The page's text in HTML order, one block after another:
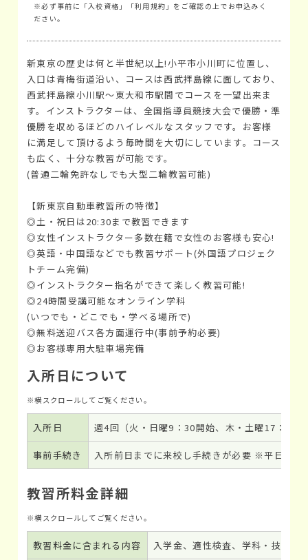
※必ず事前に「入校資格」「利用規約」をご確認の上でお申込みく
ださい。
新東京の歴史は何と半世紀以上!小平市小川町に位置し、
入口は青梅街道沿い、コースは西武拝島線に面しており、
西武拝島線小川駅～東大和市駅間でコースを一望出来ま
す。インストラクターは、全国指導員競技大会で優勝・準
優勝を収めるほどのハイレベルなスタッフです。お客様
に満足して頂けるよう毎時間を大切にしています。コース
も広く、十分な教習が可能です。
(普通二輪免許なしでも大型二輪教習可能)
【新東京自動車教習所の特徴】
◎土・祝日は20:30まで教習できます
◎女性インストラクター多数在籍で女性のお客様も安心!
◎英語・中国語などでも教習サポート(外国語プロジェク
トチーム完備)
◎インストラクター指名ができて楽しく教習可能!
◎24時間受講可能なオンライン学科
(いつでも・どこでも・学べる場所で)
◎無料送迎バス各方面運行中(事前予約必要)
◎お客様専用大駐車場完備
入所日について
入所日 週4回（火・日曜9：30開始、木・土曜17：30
事前手続き 入所前日までに来校し手続きが必要 ※平日・
教習所料金詳細
教習料金に含まれる内容 入学金、適性検査、学科・技能教